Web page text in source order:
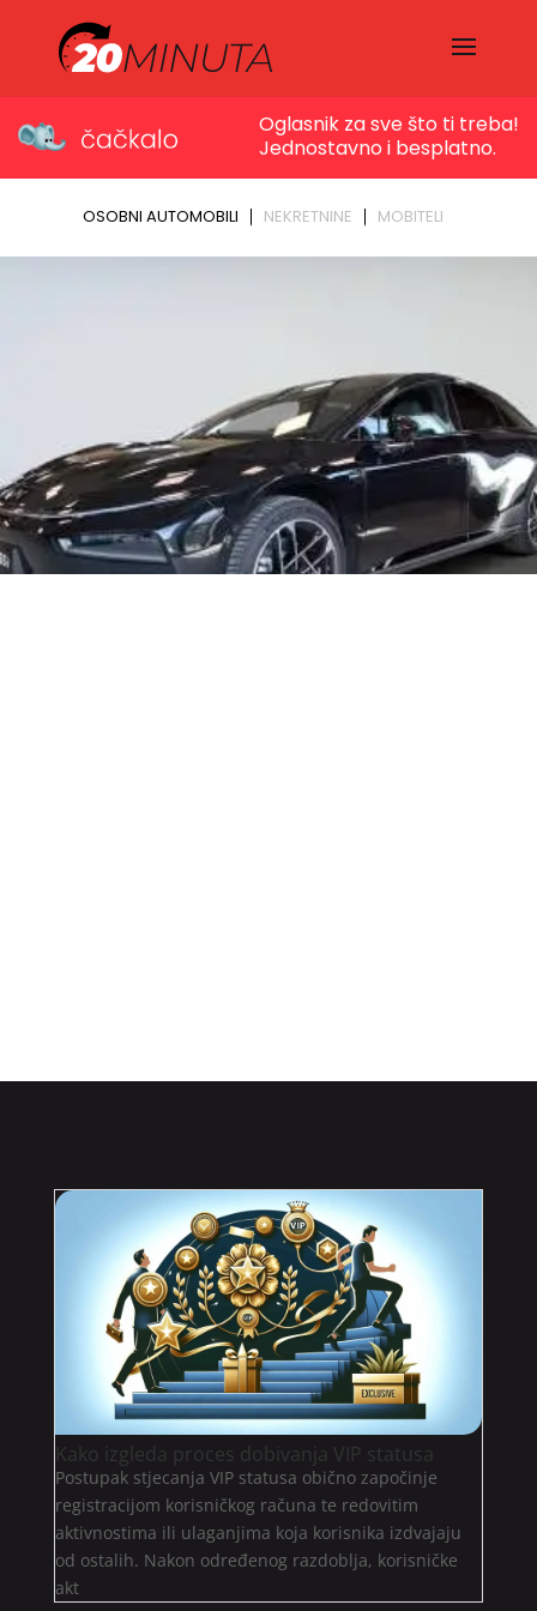
Kako izgleda proces dobivanja VIP statusa
Postupak stjecanja VIP statusa obično započinje
registracijom korisničkog računa te redovitim
aktivnostima ili ulaganjima koja korisnika izdvajaju
od ostalih. Nakon određenog razdoblja, korisničke
akt